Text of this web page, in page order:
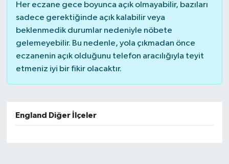
Her eczane gece boyunca açık olmayabilir, bazıları
sadece gerektiğinde açık kalabilir veya
beklenmedik durumlar nedeniyle nöbete
gelemeyebilir. Bu nedenle, yola çıkmadan önce
eczanenin açık olduğunu telefon aracılığıyla teyit
etmeniz iyi bir fikir olacaktır.
England Diğer İlçeler